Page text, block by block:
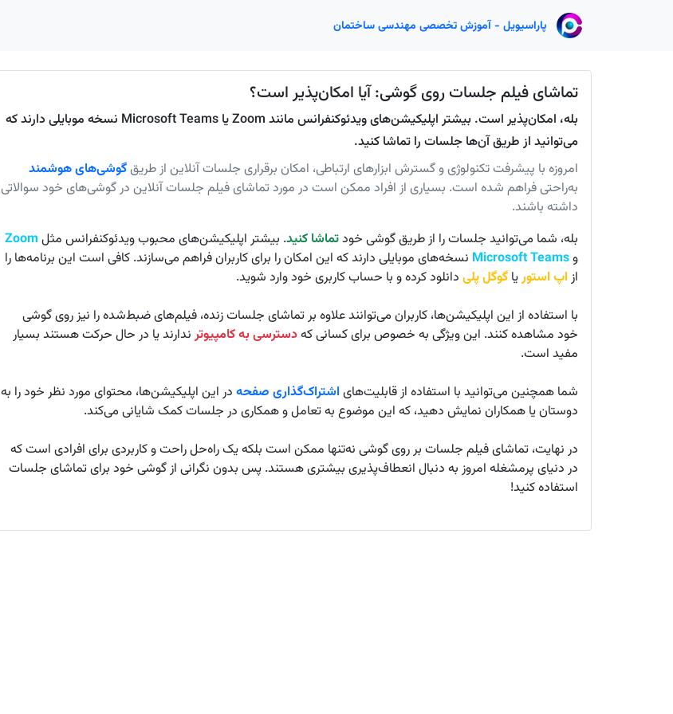
پاراسیویل - آموزش تخصصی مهندسی ساختمان
تماشای فیلم جلسات روی گوشی: آیا امکان‌پذیر است؟
بله، امکان‌پذیر است. بیشتر اپلیکیشن‌های ویدئوکنفرانس مانند Zoom یا Microsoft Teams نسخه موبایلی دارند که
می‌توانید از طریق آن‌ها جلسات را تماشا کنید.
امروزه با پیشرفت تکنولوژی و گسترش ابزارهای ارتباطی، امکان برقراری جلسات آنلاین از طریقگوشی‌های هوشمند
به‌راحتی فراهم شده است. بسیاری از افراد ممکن است در مورد تماشای فیلم جلسات آنلاین در گوشی‌های خود سوالاتی
داشته باشند.
بله، شما می‌توانید جلسات را از طریق گوشی خودتماشا کنید. بیشتر اپلیکیشن‌های محبوب ویدئوکنفرانس مثل Zoom
وMicrosoft Teams نسخه‌های موبایلی دارند که این امکان را برای کاربران فراهم می‌سازند. کافی است این برنامه‌ها را
از اپ استوریا گوگل پلی دانلود کرده و با حساب کاربری خود وارد شوید.
با استفاده از این اپلیکیشن‌ها، کاربران می‌توانند علاوه بر تماشای جلسات زنده، فیلم‌های ضبط‌شده را نیز روی گوشی
خود مشاهده کنند. این ویژگی به خصوص برای کسانی کهدسترسی به کامپیوترندارند یا در حال حرکت هستند بسیار
مفید است.
شما همچنین می‌توانید با استفاده از قابلیت‌های اشتراک‌گذاری صفحه در این اپلیکیشن‌ها، محتوای مورد نظر خود را به
دوستان یا همکاران نمایش دهید، که این موضوع به تعامل و همکاری در جلسات کمک شایانی می‌کند.
در نهایت، تماشای فیلم جلسات بر روی گوشی نه‌تنها ممکن است بلکه یک راه‌حل راحت و کاربردی برای افرادی است که
در دنیای پرمشغله امروز به دنبال انعطاف‌پذیری بیشتری هستند. پس بدون نگرانی از گوشی خود برای تماشای جلسات
استفاده کنید!